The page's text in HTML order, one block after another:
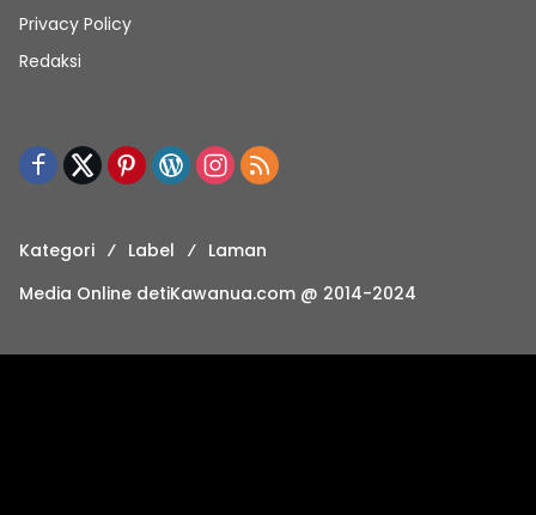
Privacy Policy
Redaksi
Kategori Label
Laman
Media Online detiKawanua.com @ 2014-2024